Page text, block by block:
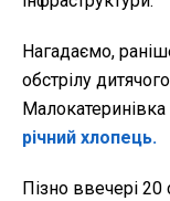
Нагадаємо,
обстрілу
річний хлопець.
Пізно ввечері 20